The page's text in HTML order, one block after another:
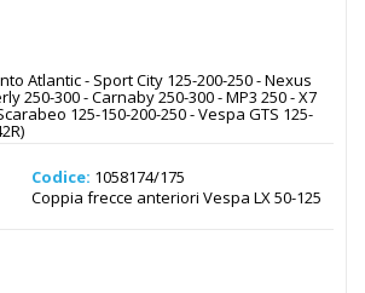
Atlantic - Sport City 125-200-250 - Nexus
250-300 - Carnaby 250-300 - MP3 250 - X7
125-150-200-250 - Vespa GTS 125-
Codice: 1058174/175
Coppia frecce anteriori Vespa LX 50-125